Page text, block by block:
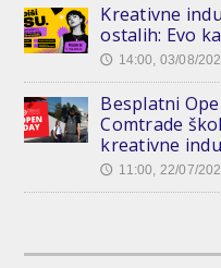
Kreativne
ostalih: Evo
🕔 14:00, 03/08/
Besplatni
Comtrade
kreativne
🕔 11:00, 22/07/